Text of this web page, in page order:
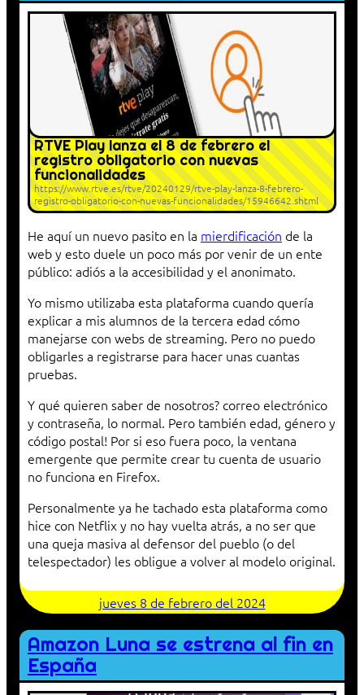
RTVE Play lanza el 8 de febrero el
registro obligatorio con nuevas
funcionalidades
https://www.rtve.es/rtve/20240129/rtve-play-lanza-8-febrero-
registro-obligatorio-con-nuevas-funcionalidades/15946642.shtml
He aquí un nuevo pasito en la mierdificación de la
web y esto duele un poco más por venir de un ente
público: adiós a la accesibilidad y el anonimato.
Yo mismo utilizaba esta plataforma cuando quería
explicar a mis alumnos de la tercera edad cómo
manejarse con webs de streaming. Pero no puedo
obligarles a registrarse para hacer unas cuantas
pruebas.
Y qué quieren saber de nosotros? correo electrónico
y contraseña, lo normal. Pero también edad, género y
código postal! Por si eso fuera poco, la ventana
emergente que permite crear tu cuenta de usuario
no funciona en Firefox.
Personalmente ya he tachado esta plataforma como
hice con Netflix y no hay vuelta atrás, a no ser que
una queja masiva al defensor del pueblo (o del
telespectador) les obligue a volver al modelo original.
jueves 8 de febrero del 2024
Amazon Luna se estrena al fin en
España